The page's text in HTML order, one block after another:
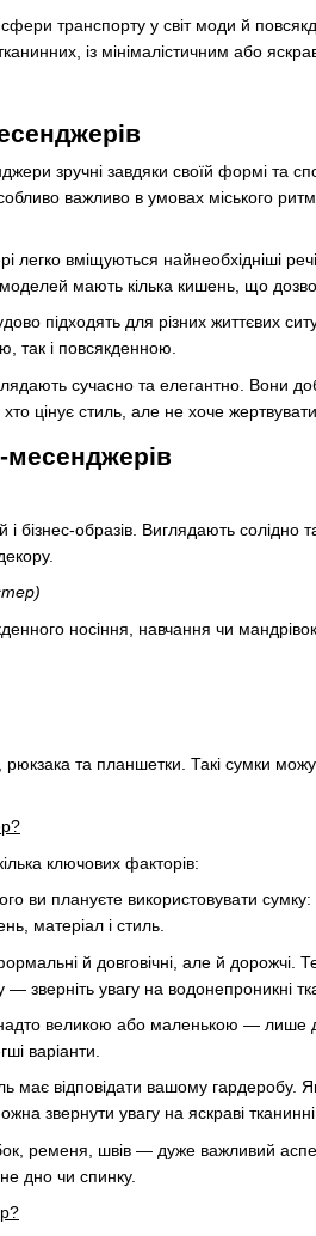
транспорту у світ моди й
із мінімалістичним або
зручні завдяки своїй формі та
важливо в умовах міського
легко вміщуються найнеобхідніші
мають кілька кишень, що
підходять для різних життєвих
так і повсякденною.
сучасно та елегантно. Вони
цінує стиль, але не хоче
месенджерів
і бізнес-образів. Виглядають
носіння, навчання чи
та планшетки. Такі сумки
ключових факторів:
ви плануєте використовувати
матеріал і стиль.
й довговічні, але й дорожчі.
— зверніть увагу на водонепроникні
великою або маленькою — лише
варіанти.
має відповідати вашому
звернути увагу на яскраві
ременя, швів — дуже важливий
дно чи спинку.